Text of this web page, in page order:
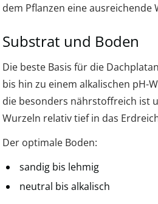
dem Pflanzen eine
Substrat und Boden
Die beste Basis für die
bis hin zu einem alkalischen pH-
die besonders nährstoffreich ist
Wurzeln relativ tief in das
Der optimale Boden:
sandig bis lehmig
neutral bis alkalisch